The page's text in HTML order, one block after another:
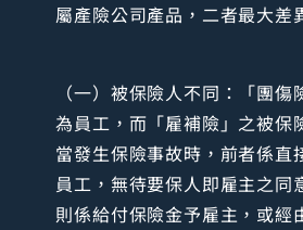
屬產險公司產品，二者最大差
（一）被保險人不同：「團
為員工，而「雇補險」之被保
當發生保險事故時，前者係直
員工，無待要保人即雇主之同
則係給付保險金予雇主，或經